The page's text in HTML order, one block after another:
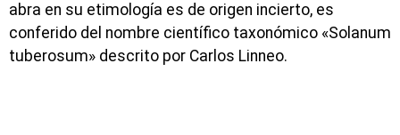
abra en su etimología es de origen incierto, es
conferido del nombre científico taxonómico «Solanum
tuberosum» descrito por Carlos Linneo.